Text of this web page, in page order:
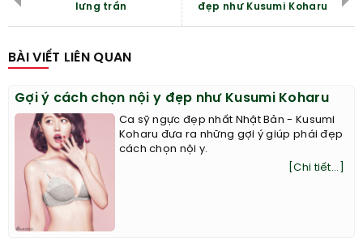
lưng trần
đẹp như Kusumi Koharu
BÀI VIẾT LIÊN QUAN
Gợi ý cách chọn nội y đẹp như Kusumi Koharu
Ca sỹ ngực đẹp nhất Nhật Bản - Kusumi
Koharu đưa ra những gợi ý giúp phái đẹp
cách chọn nội y.
[Chi tiết...]